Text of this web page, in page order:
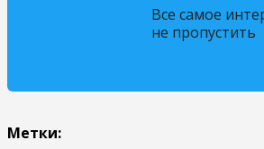
Все самое
не пропустить
Метки: